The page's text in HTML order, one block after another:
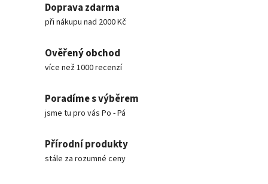
Doprava zdarma
při nákupu nad 2000 Kč
Ověřený obchod
více než 1000 recenzí
Poradíme s výběrem
jsme tu pro vás Po - Pá
Přírodní produkty
stále za rozumné ceny